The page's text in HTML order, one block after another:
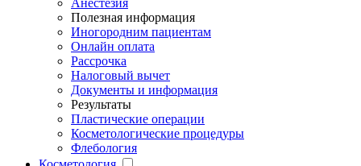
Анестезия
Полезная информация
Иногородним пациентам
Онлайн оплата
Рассрочка
Налоговый вычет
Документы и информация
Результаты
Пластические операции
Косметологические процедуры
Флебология